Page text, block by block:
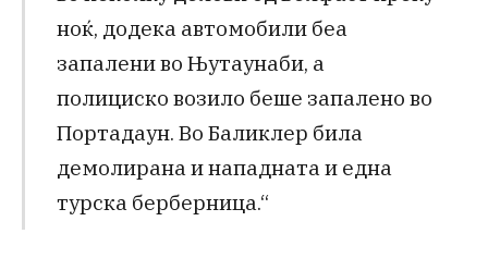
ноќ, додека автомобили беа
запалени во Њутаунаби, а
полициско возило беше запалено во
Портадаун. Во Баликлер била
демолирана и нападната и една
турска берберница.“